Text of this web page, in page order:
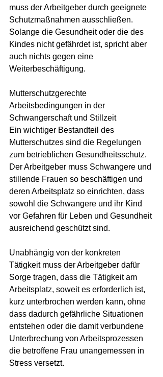
muss der Arbeitgeber durch geeignete
Schutzmaßnahmen ausschließen.
Solange die Gesundheit oder die des
Kindes nicht gefährdet ist, spricht aber
auch nichts gegen eine
Weiterbeschäftigung.
Mutterschutzgerechte
Arbeitsbedingungen in der
Schwangerschaft und Stillzeit
Ein wichtiger Bestandteil des
Mutterschutzes sind die Regelungen
zum betrieblichen Gesundheitsschutz.
Der Arbeitgeber muss Schwangere und
stillende Frauen so beschäftigen und
deren Arbeitsplatz so einrichten, dass
sowohl die Schwangere und ihr Kind
vor Gefahren für Leben und Gesundheit
ausreichend geschützt sind.
Unabhängig von der konkreten
Tätigkeit muss der Arbeitgeber dafür
Sorge tragen, dass die Tätigkeit am
Arbeitsplatz, soweit es erforderlich ist,
kurz unterbrochen werden kann, ohne
dass dadurch gefährliche Situationen
entstehen oder die damit verbundene
Unterbrechung von Arbeitsprozessen
die betroffene Frau unangemessen in
Stress versetzt.